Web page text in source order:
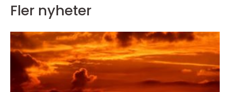
Fler nyheter